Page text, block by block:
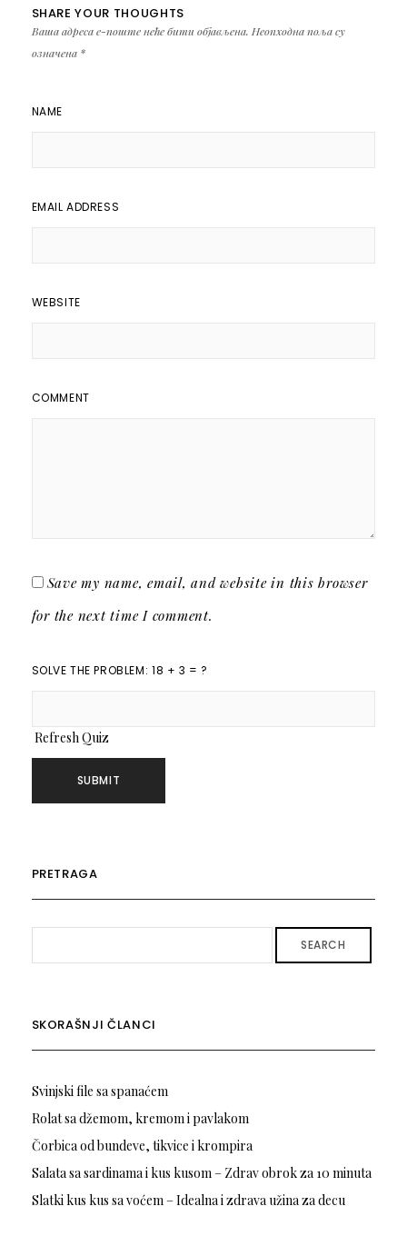
SHARE YOUR THOUGHTS
Ваша адреса е-поште неће бити објављена. Неопходна поља су
означена *
NAME
EMAIL ADDRESS
WEBSITE
COMMENT
Save my name, email, and website in this browser
for the next time I comment.
SOLVE THE PROBLEM: 18 + 3 = ?
Refresh Quiz
PRETRAGA
SEARCH
SKORAŠNJI ČLANCI
Svinjski file sa spanaćem
Rolat sa džemom, kremom i pavlakom
Čorbica od bundeve, tikvice i krompira
Salata sa sardinama i kus kusom – Zdrav obrok za 10 minuta
Slatki kus kus sa voćem – Idealna i zdrava užina za decu